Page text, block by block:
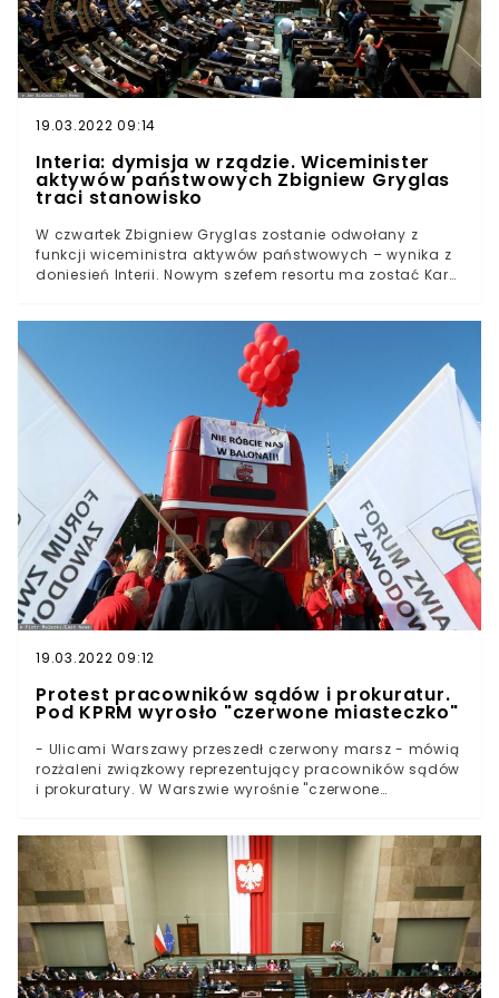
potwierdził. Jeśli nie osiągniemy odporności, może
czekać nas lockdownOko.press: Kaczyński rozważa
wprowadzenie obowiązkowych szczepieńźródło: gov.pl,
wtv.pl zdjęcie główne: Arkadiusz Ziolek/East News
19.03.2022 09:14
Interia: dymisja w rządzie. Wiceminister
aktywów państwowych Zbigniew Gryglas
traci stanowisko
W czwartek Zbigniew Gryglas zostanie odwołany z
funkcji wiceministra aktywów państwowych – wynika z
doniesień Interii. Nowym szefem resortu ma zostać Karol
Ministerstwie Aktywów Państwowych ma dojść już w
czwartek. Jeszcze dziś dotychczasowy zastępca Jacka
Sasina Zbigniew Gryglas zostanie odwołany z pełnionej
funkcji.Nowym wiceszefem resortu zostanie Karol
Rabenda, członek zarządzanej przez Adama Bielana
Partii Republikańskiej.
19.03.2022 09:12
Protest pracowników sądów i prokuratur.
Pod KPRM wyrosło "czerwone miasteczko"
- Ulicami Warszawy przeszedł czerwony marsz - mówią
rozżaleni związkowy reprezentujący pracowników sądów
i prokuratury. W Warszwie wyrośnie "czerwone
powinien mieć wątpliwości, że nasze postulaty są
słuszne i uzasadnione - dodaje NSZZ "Solidarność".-
Rozpoczynamy akcję “Premierze, zasługujemy na
podwyżkę!” - poinformował w piątek 1 października NSZZ
"Solidarność" Pracowników Sądownictwa i
Prokuratury.Obok "białego miasteczka" wyrośnie
"czerwone miasteczko". Wraz z medykami o
podwyższenie swoich wynagrodzeń walczyć będą